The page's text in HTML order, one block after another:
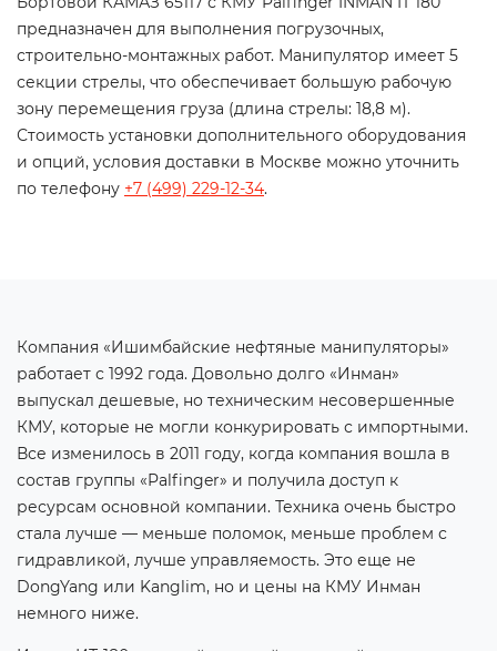
предназначен для выполнения погрузочных,
строительно-монтажных работ. Манипулятор имеет 5
секции стрелы, что обеспечивает большую рабочую
зону перемещения груза (длина стрелы: 18,8 м).
Стоимость установки дополнительного оборудования
и опций, условия доставки в Москве можно уточнить
по телефону +7 (499) 229-12-34.
Компания «Ишимбайские нефтяные манипуляторы»
работает с 1992 года. Довольно долго «Инман»
выпускал дешевые, но техническим несовершенные
КМУ, которые не могли конкурировать с импортными.
Все изменилось в 2011 году, когда компания вошла в
состав группы «Palfinger» и получила доступ к
ресурсам основной компании. Техника очень быстро
стала лучше — меньше поломок, меньше проблем с
гидравликой, лучше управляемость. Это еще не
DongYang или Kanglim, но и цены на КМУ Инман
немного ниже.